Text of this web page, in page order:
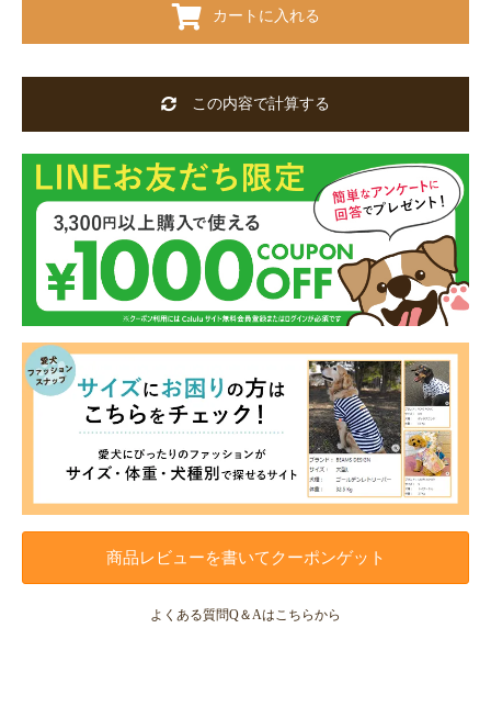
カートに入れる
この内容で計算する
商品レビューを書いてクーポンゲット
よくある質問Q＆Aはこちらから